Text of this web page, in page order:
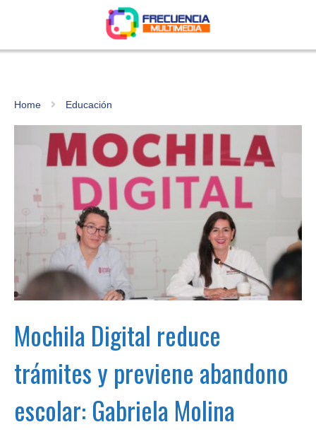
Home Educación
Mochila Digital reduce
trámites y previene abandono
escolar: Gabriela Molina